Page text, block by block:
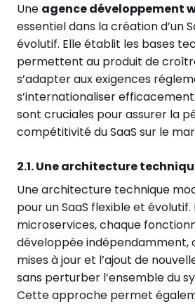
Une agence développement
essentiel dans la création d’un
évolutif. Elle établit les bases
permettent au produit de
s’adapter aux exigences
s’internationaliser
sont cruciales pour assurer la
compétitivité du SaaS sur le
2.1. Une architecture
Une architecture technique
pour un SaaS flexible et évolutif.
microservices, chaque
développée indépendamment,
mises à jour et l’ajout de
sans perturber l’ensemble du
Cette approche permet